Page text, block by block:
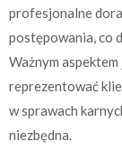
profesjonalne
postępowania, co
Ważnym
reprezentować
w sprawach
niezbędna.